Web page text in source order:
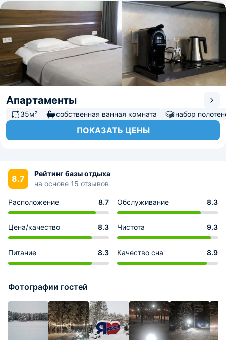
Апартаменты
35м² собственная ванная комната набор
ПОКАЗАТЬ ЦЕНЫ
8.7
Рейтинг базы отдыха
на основе 15 отзывов
Расположение 8.7 Обслуживание 8.3
Цена/качество 8.3 Чистота 9.3
Питание 8.3 Качество сна 8.9
Фотографии гостей